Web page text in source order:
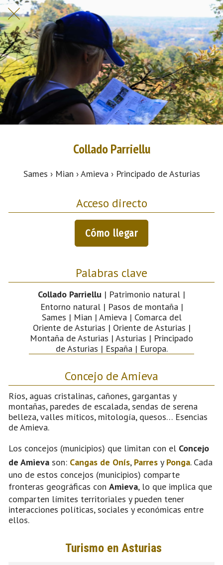
Collado Parriellu
Sames › Mian › Amieva › Principado de Asturias
Acceso directo
Cómo llegar
Palabras clave
Collado Parriellu | Patrimonio natural |
Entorno natural | Pasos de montaña |
Sames | Mian | Amieva | Comarca del
Oriente de Asturias | Oriente de Asturias |
Montaña de Asturias | Asturias | Principado
de Asturias | España | Europa.
Concejo de Amieva
Ríos, aguas cristalinas, cañones, gargantas y
montañas, paredes de escalada, sendas de serena
belleza, valles míticos, mitología, quesos… Esencias
de Amieva.
Los concejos (municipios) que limitan con el Concejo
de Amieva son: Cangas de Onís, Parres y Ponga. Cada
uno de estos concejos (municipios) comparte
fronteras geográficas con Amieva, lo que implica que
comparten límites territoriales y pueden tener
interacciones políticas, sociales y económicas entre
ellos.